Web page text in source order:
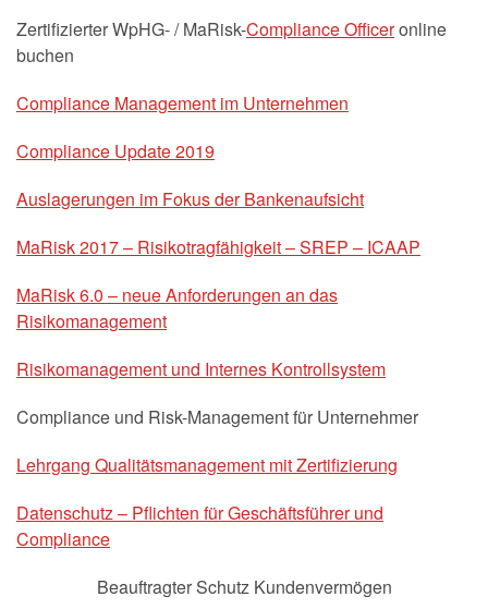
Zertifizierter WpHG- / MaRisk-Compliance Officeronline
buchen
Compliance Management im Unternehmen
Compliance Update 2019
Auslagerungen im Fokus der Bankenaufsicht
MaRisk 2017 – Risikotragfähigkeit – SREP – ICAAP
MaRisk 6.0 – neue Anforderungen an das
Risikomanagement
Risikomanagement und Internes Kontrollsystem
Compliance und Risk-Management für Unternehmer
Lehrgang Qualitätsmanagement mit Zertifizierung
Datenschutz – Pflichten für Geschäftsführer und
Compliance
Beauftragter Schutz Kundenvermögen